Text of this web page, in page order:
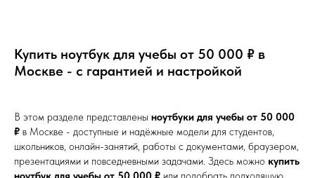
Купить ноутбук для учебы от 50 000 ₽ в
Москве - с гарантией и настройкой
В этом разделе представлены ноутбуки для учебы от 50 000
₽ в Москве - доступные и надёжные модели для студентов,
школьников, онлайн-занятий, работы с документами, браузером,
презентациями и повседневными задачами. Здесь можно купить